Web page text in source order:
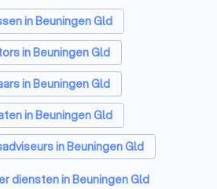
in Beuningen Gld
in Beuningen Gld
in Beuningen Gld
in Beuningen Gld
in Beuningen Gld
in Beuningen Gld
diensten in Beuningen Gld